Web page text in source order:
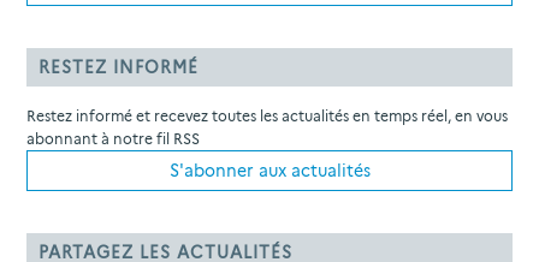
RESTEZ INFORMÉ
Restez informé et recevez toutes les actualités en temps réel, en vous
abonnant à notre fil RSS
S'abonner aux actualités
PARTAGEZ LES ACTUALITÉS